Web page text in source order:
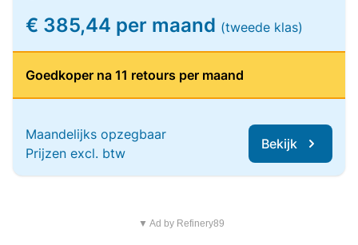
€ 385,44 per maand (tweede klas)
Goedkoper na 11 retours per maand
Maandelijks opzegbaar
Prijzen excl. btw
Bekijk
▼ Ad by Refinery89